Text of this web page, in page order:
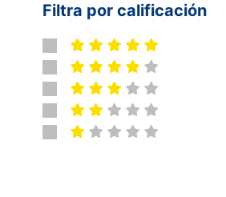
Filtra por calificación